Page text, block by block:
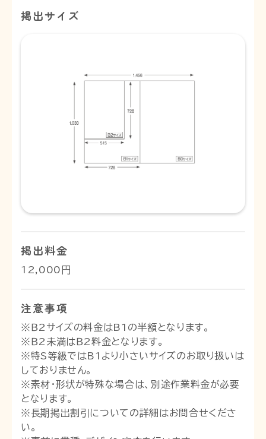
掲出サイズ
掲出料金
12,000円
注意事項
※Ｂ2サイズの料金はB1の半額となります。
※Ｂ2未満はＢ2料金となります。
※特S等級ではB1より小さいサイズのお取り扱いは
しておりません。
※素材・形状が特殊な場合は、別途作業料金が必要
となります。
※長期掲出割引についての詳細はお問合せくださ
い。